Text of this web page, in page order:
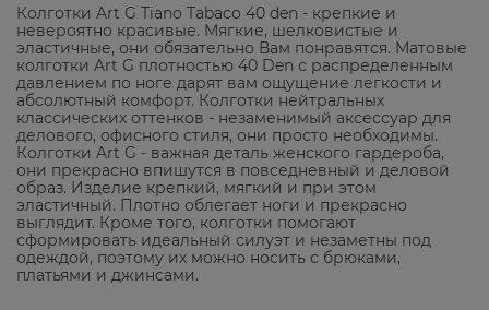
Колготки Art G Tiano Tabaco 40 den - крепкие и
невероятно красивые. Мягкие, шелковистые и
эластичные, они обязательно Вам понравятся. Матовые
колготки Art G плотностью 40 Den с распределенным
давлением по ноге дарят вам ощущение легкости и
абсолютный комфорт. Колготки нейтральных
классических оттенков - незаменимый аксессуар для
делового, офисного стиля, они просто необходимы.
Колготки Art G - важная деталь женского гардероба,
они прекрасно впишутся в повседневный и деловой
образ. Изделие крепкий, мягкий и при этом
эластичный. Плотно облегает ноги и прекрасно
выглядит. Кроме того, колготки помогают
сформировать идеальный силуэт и незаметны под
одеждой, поэтому их можно носить с брюками,
платьями и джинсами.